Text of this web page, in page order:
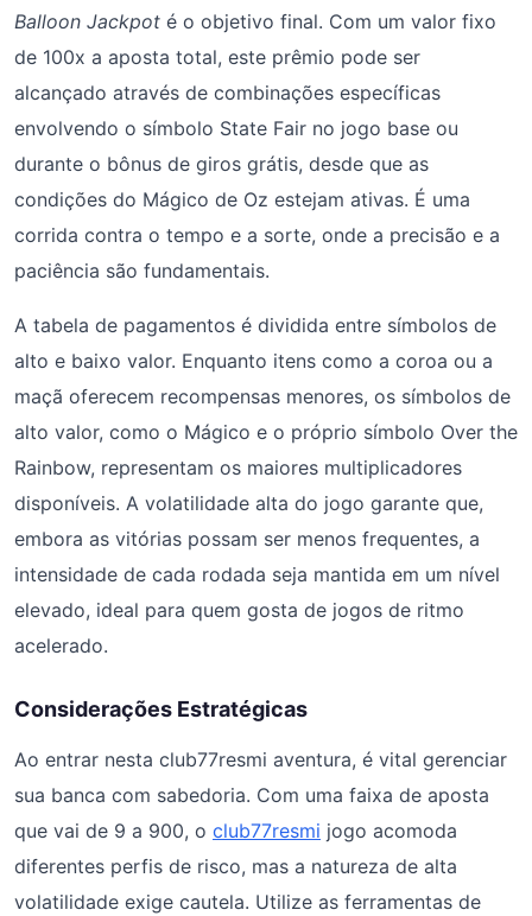
Balloon Jackpot é o objetivo final. Com um valor fixo
de 100x a aposta total, este prêmio pode ser
alcançado através de combinações específicas
envolvendo o símbolo State Fair no jogo base ou
durante o bônus de giros grátis, desde que as
condições do Mágico de Oz estejam ativas. É uma
corrida contra o tempo e a sorte, onde a precisão e a
paciência são fundamentais.
A tabela de pagamentos é dividida entre símbolos de
alto e baixo valor. Enquanto itens como a coroa ou a
maçã oferecem recompensas menores, os símbolos de
alto valor, como o Mágico e o próprio símbolo Over the
Rainbow, representam os maiores multiplicadores
disponíveis. A volatilidade alta do jogo garante que,
embora as vitórias possam ser menos frequentes, a
intensidade de cada rodada seja mantida em um nível
elevado, ideal para quem gosta de jogos de ritmo
acelerado.
Considerações Estratégicas
Ao entrar nesta club77resmi aventura, é vital gerenciar
sua banca com sabedoria. Com uma faixa de aposta
que vai de 9 a 900, o club77resmi jogo acomoda
diferentes perfis de risco, mas a natureza de alta
volatilidade exige cautela. Utilize as ferramentas de